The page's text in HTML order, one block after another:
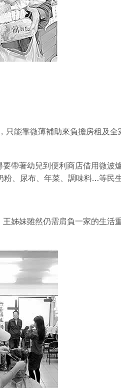
只能靠微薄補助來負擔房租及全
帶著幼兒到便利商店借用微波
、尿布、年菜、調味料…等民生
姊妹雖然仍需肩負一家的生活